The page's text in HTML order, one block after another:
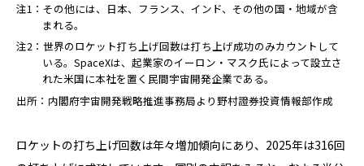
注1：その他には、日本、フランス、インド、その他の国・地域が含
まれる。
注2：世界のロケット打ち上げ回数は打ち上げ成功のみカウントして
いる。SpaceXは、起業家のイーロン・マスク氏によって設立さ
れた米国に本社を置く民間宇宙開発企業である。
出所：内閣府宇宙開発戦略推進事務局より野村證券投資情報部作成
ロケットの打ち上げ回数は年々増加傾向にあり、2025年は316回